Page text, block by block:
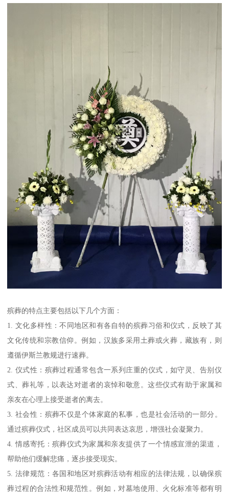
殡葬的特点主要包括以下几个方面：
1. 文化多样性：不同地区和有各自特的殡葬习俗和仪式，反映了其
文化传统和宗教信仰。例如，汉族多采用土葬或火葬，藏族有，则
遵循伊斯兰教规进行速葬。
2. 仪式性：殡葬过程通常包含一系列庄重的仪式，如守灵、告别仪
式、葬礼等，以表达对逝者的哀悼和敬意。这些仪式有助于家属和
亲友在心理上接受逝者的离去。
3. 社会性：殡葬不仅是个体家庭的私事，也是社会活动的一部分。
通过殡葬仪式，社区成员可以共同表达哀思，增强社会凝聚力。
4. 情感寄托：殡葬仪式为家属和亲友提供了一个情感宣泄的渠道，
帮助他们缓解悲痛，逐步接受现实。
5. 法律规范：各国和地区对殡葬活动有相应的法律法规，以确保殡
葬过程的合法性和规范性。例如，对墓地使用、火化标准等都有明